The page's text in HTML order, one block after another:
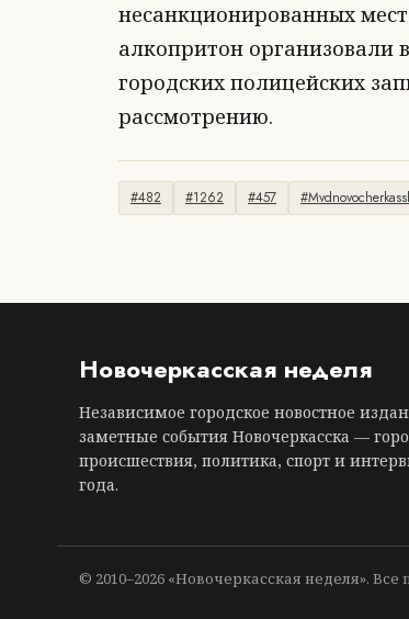
несанкционированных
алкопритон
городских полицейских
рассмотрению.
#482 #1262 #457
Новочеркасская неделя
Независимое городское новостное
заметные события Новочеркасска —
происшествия, политика, спорт и
года.
© 2010–2026 «Новочеркасская неделя».